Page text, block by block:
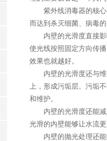
紫外线消毒器的核心
而达到杀灭细菌、病毒
内壁的光滑度直接影
使光线按照固定方向传
效果也就越好。
内壁的光滑度还与维
上，形成污垢层。污垢
和维护。
内壁的光滑度还能减
光滑的内壁能够让水流
内壁的抛光处理还能